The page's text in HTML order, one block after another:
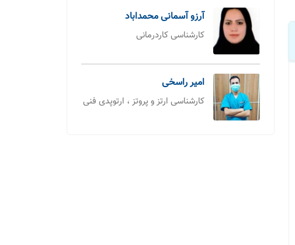
آرزو آسمانی محمداباد
کارشناسی کاردرمانی
امیر راسخی
کارشناسی ارتز و پروتز ، ارتوپدی فنی